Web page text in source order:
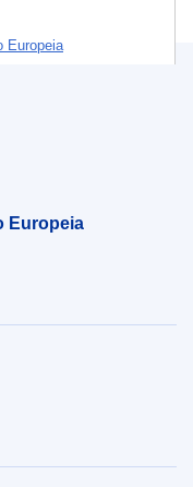
Europeia
Europeia
Europeia